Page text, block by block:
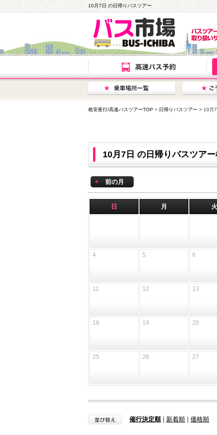
10月7日 の日帰りバスツアー
格安夜行/高速バスツアーTOP > 日帰りバスツアー > 10月
10月7日 の日帰りバスツア
前の月
日 月 火
4 5 6
11 12 13
18 19 20
25 26 27
催行決定順| 新着順 価格順